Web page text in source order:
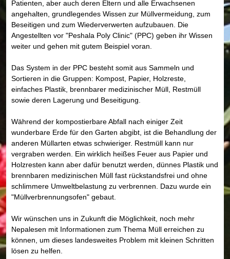
Patienten, aber auch deren Eltern und alle Erwachsenen
angehalten, grundlegendes Wissen zur Müllvermeidung, zum
Beseitigen und zum Wiederverwerten aufzubauen. Die
Angestellten vor "Peshala Poly Clinic" (PPC) geben ihr Wissen
weiter und gehen mit gutem Beispiel voran.
Das System in der PPC besteht somit aus Sammeln und
Sortieren in die Gruppen: Kompost, Papier, Holzreste,
einfaches Plastik, brennbarer medizinischer Müll, Restmüll
sowie deren Lagerung und Beseitigung.
Während der kompostierbare Abfall nach einiger Zeit
wunderbare Erde für den Garten abgibt, ist die Behandlung der
anderen Müllarten etwas schwieriger. Restmüll kann nur
vergraben werden. Ein wirklich heißes Feuer aus Papier und
Holzresten kann aber dafür benutzt werden, dünnes Plastik und
brennbaren medizinischen Müll fast rückstandsfrei und ohne
schlimmere Umweltbelastung zu verbrennen. Dazu wurde ein
"Müllverbrennungsofen" gebaut.
Wir wünschen uns in Zukunft die Möglichkeit, noch mehr
Nepalesen mit Informationen zum Thema Müll erreichen zu
können, um dieses landesweites Problem mit kleinen Schritten
lösen zu helfen.